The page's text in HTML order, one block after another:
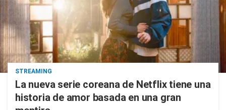
STREAMING
La nueva serie coreana de Netflix tiene una
historia de amor basada en una gran